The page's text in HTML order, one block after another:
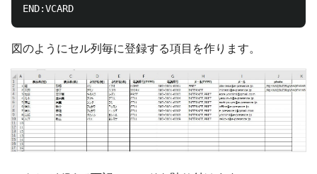
図のようにセル列毎に登録する項目を作ります。